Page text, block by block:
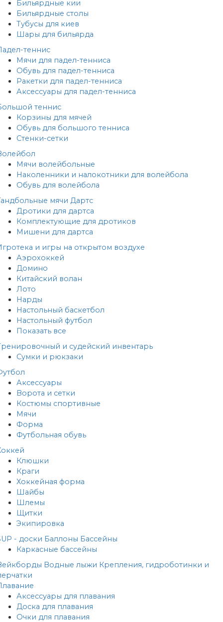
Бильярдные кии
Бильярдные столы
Тубусы для киев
Шары для бильярда
теннис
Мячи для падел-тенниса
Обувь для падел-тенниса
Ракетки для падел-тенниса
Аксессуары для падел-тенниса
теннис
Корзины для мячей
Обувь для большого тенниса
Стенки-сетки
Мячи волейбольные
Наколенники и налокотники для волейбола
Обувь для волейбола
мячи Дартс
Дротики для дартса
Комплектующие для дротиков
Мишени для дартса
и игры на открытом воздухе
Аэрохоккей
Домино
Китайский волан
Лото
Нарды
Настольный баскетбол
Настольный футбол
Показать все
и судейский инвентарь
Сумки и рюкзаки
Аксессуары
Ворота и сетки
Костюмы спортивные
Мячи
Форма
Футбольная обувь
Клюшки
Краги
Хоккейная форма
Шайбы
Шлемы
Щитки
Экипировка
- доски Баллоны Бассейны
Каркасные бассейны
Водные лыжи Крепления, гидроботинки и
Аксессуары для плавания
Доска для плавания
Очки для плавания